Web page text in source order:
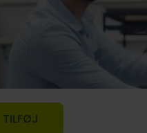
TILFØJ